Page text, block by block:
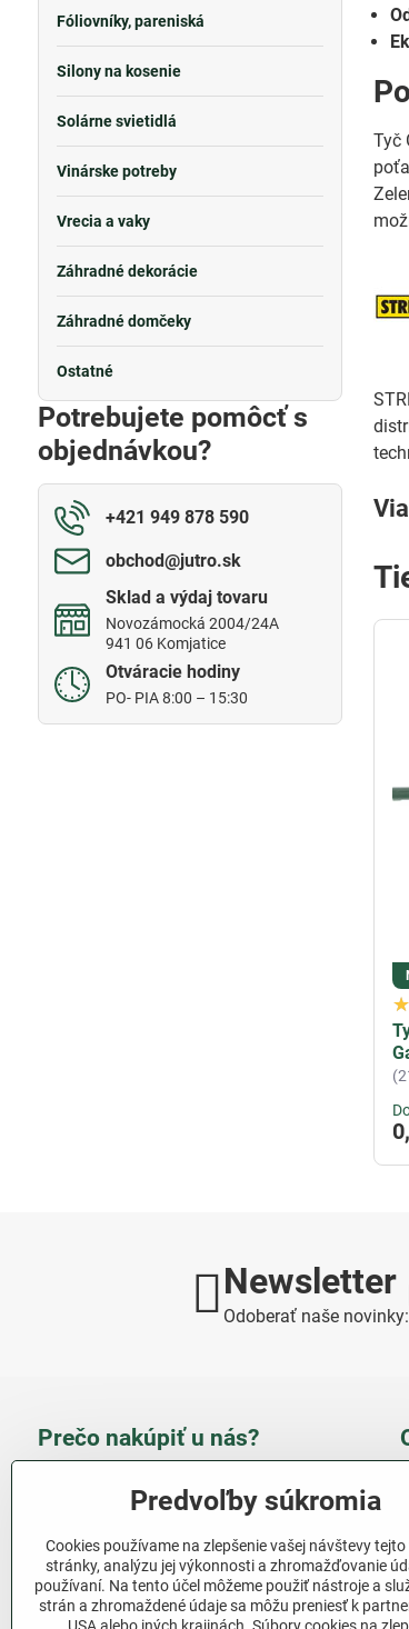
Tyč
Fóliovníky, pareniská
Silony na kosenie
Solárne svietidlá
Vinárske potreby
Vrecia a vaky
Záhradné dekorácie
Záhradné domčeky
Ostatné
Potrebujete pomôcť s
objednávkou?
+421 949 878 590
obchod​@jutro​.sk
Sklad a výdaj tovaru
Novozámocká 2004/24A
941 06 Komjatice
Otváracie hodiny
PO- PIA 8:00 – 15:30
Newsletter
Odoberať naše novinky:
Prečo nakúpiť u nás?
Takmer 100 % spokojných
zákazníkov
Nízka cena produktov - ušetríte
Rýchla komunikácia - mail
Predvoľby súkromia
Cookies používame na zlepšenie vašej návštevy
stránky, analýzu jej výkonnosti a zhromažďovanie
používaní. Na tento účel môžeme použiť nástroje a
strán a zhromaždené údaje sa môžu preniesť k